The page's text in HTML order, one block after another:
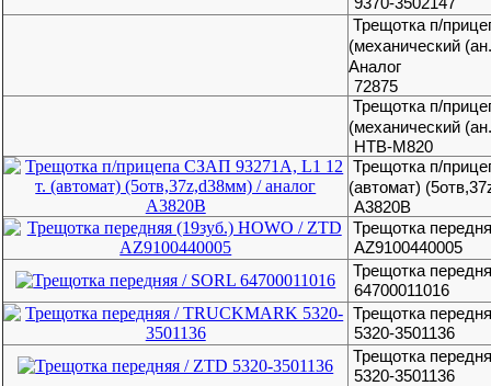
Трещотка п/
(механический
Аналог
72875
Трещотка п/
(механический
HTB-M820
Трещотка п/
(автомат)
А3820В
Трещотка
AZ9100440005
Трещотка
64700011016
Трещотка
5320-3501136
Трещотка
5320-3501136